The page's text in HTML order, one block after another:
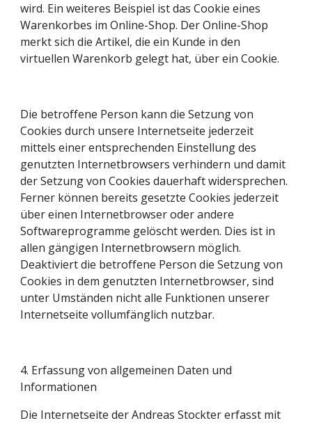
wird. Ein weiteres Beispiel ist das Cookie eines
Warenkorbes im Online-Shop. Der Online-Shop
merkt sich die Artikel, die ein Kunde in den
virtuellen Warenkorb gelegt hat, über ein Cookie.
Die betroffene Person kann die Setzung von
Cookies durch unsere Internetseite jederzeit
mittels einer entsprechenden Einstellung des
genutzten Internetbrowsers verhindern und damit
der Setzung von Cookies dauerhaft widersprechen.
Ferner können bereits gesetzte Cookies jederzeit
über einen Internetbrowser oder andere
Softwareprogramme gelöscht werden. Dies ist in
allen gängigen Internetbrowsern möglich.
Deaktiviert die betroffene Person die Setzung von
Cookies in dem genutzten Internetbrowser, sind
unter Umständen nicht alle Funktionen unserer
Internetseite vollumfänglich nutzbar.
4. Erfassung von allgemeinen Daten und
Informationen
Die Internetseite der Andreas Stockter erfasst mit